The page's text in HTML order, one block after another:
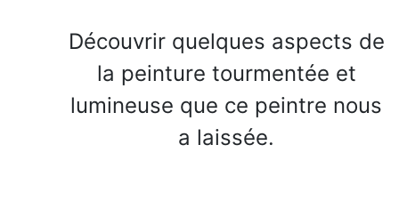
Découvrir quelques aspects de
la peinture tourmentée et
lumineuse que ce peintre nous
a laissée.